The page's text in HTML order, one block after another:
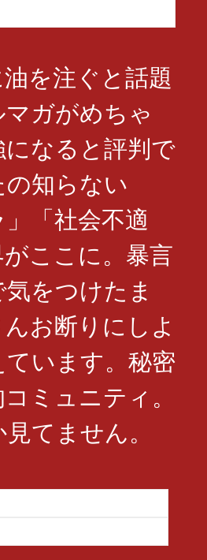
油を注ぐと話題
ガがめちゃ
なると評判で
知らない
」「社会不適
ここに。暴言
をつけたま
お断りにしよ
ています。秘密
ミュニティ。
てません。